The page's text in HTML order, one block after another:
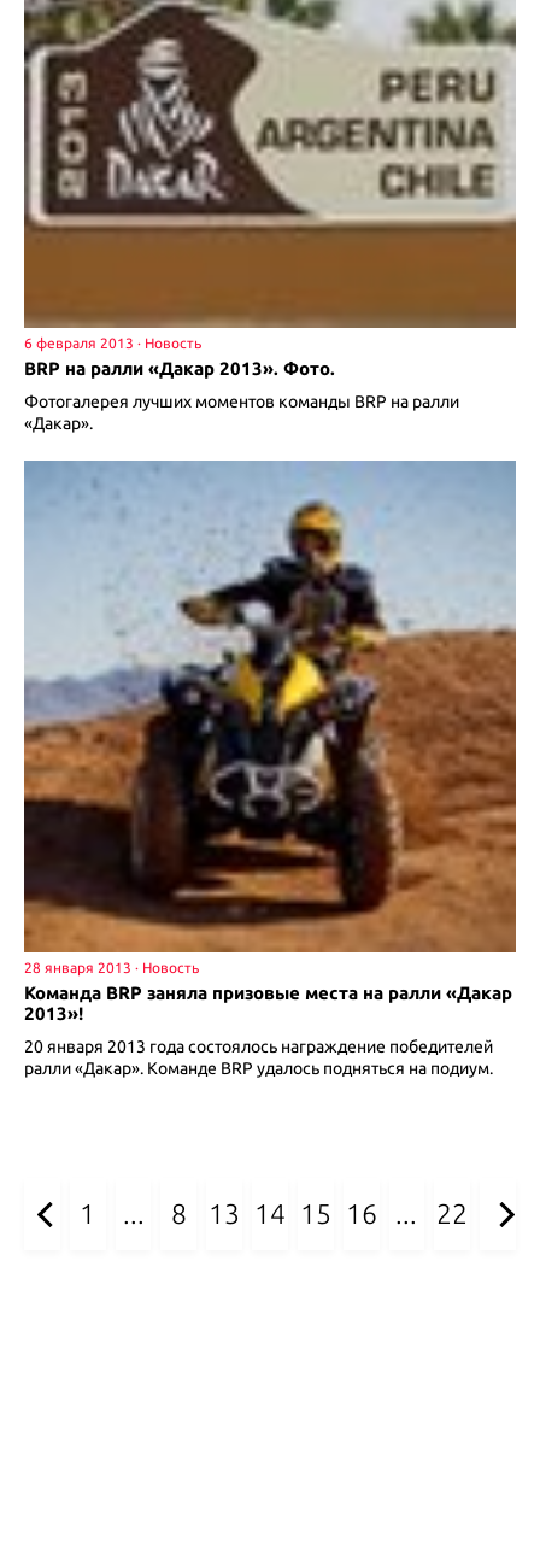
6 февраля 2013
BRP на ралли «Дакар 2013». Фото.
Фотогалерея лучших моментов команды BRP на ралли
«Дакар».
28 января 2013
Команда BRP заняла призовые места на ралли «Дакар
2013»!
20 января 2013 года состоялось награждение победителей
ралли «Дакар». Команде BRP удалось подняться на подиум.
1 ... 8 13 14 15 16 ... 22